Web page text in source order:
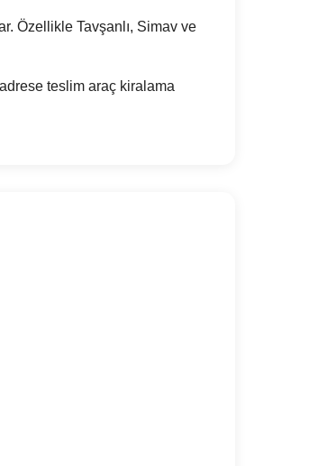
Özellikle Tavşanlı, Simav ve
teslim araç kiralama